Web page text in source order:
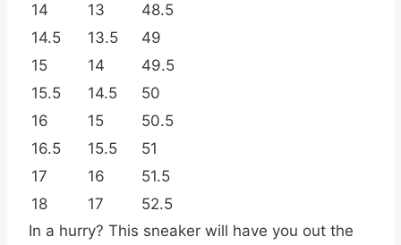
14
13
48.5
14.5
13.5
49
15
14
49.5
15.5
14.5
50
16
15
50.5
16.5
15.5
51
17
16
51.5
18
17
52.5
In a hurry? This sneaker will have you out the